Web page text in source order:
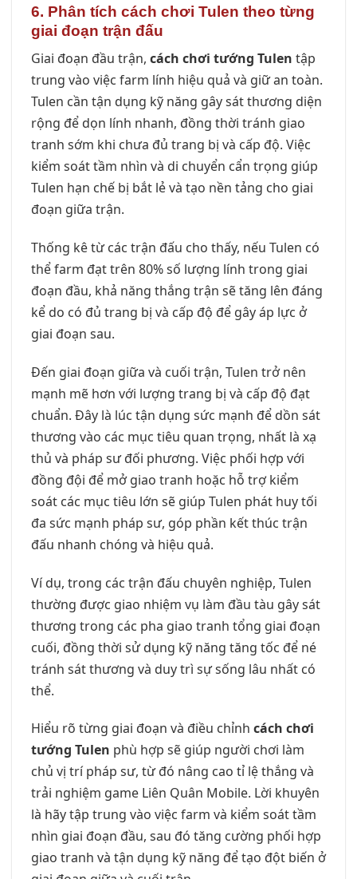
6. Phân tích cách chơi Tulen theo từng
giai đoạn trận đấu
Giai đoạn đầu trận, cách chơi tướng Tulen tập
trung vào việc farm lính hiệu quả và giữ an toàn.
Tulen cần tận dụng kỹ năng gây sát thương diện
rộng để dọn lính nhanh, đồng thời tránh giao
tranh sớm khi chưa đủ trang bị và cấp độ. Việc
kiểm soát tầm nhìn và di chuyển cẩn trọng giúp
Tulen hạn chế bị bắt lẻ và tạo nền tảng cho giai
đoạn giữa trận.
Thống kê từ các trận đấu cho thấy, nếu Tulen có
thể farm đạt trên 80% số lượng lính trong giai
đoạn đầu, khả năng thắng trận sẽ tăng lên đáng
kể do có đủ trang bị và cấp độ để gây áp lực ở
giai đoạn sau.
Đến giai đoạn giữa và cuối trận, Tulen trở nên
mạnh mẽ hơn với lượng trang bị và cấp độ đạt
chuẩn. Đây là lúc tận dụng sức mạnh để dồn sát
thương vào các mục tiêu quan trọng, nhất là xạ
thủ và pháp sư đối phương. Việc phối hợp với
đồng đội để mở giao tranh hoặc hỗ trợ kiểm
soát các mục tiêu lớn sẽ giúp Tulen phát huy tối
đa sức mạnh pháp sư, góp phần kết thúc trận
đấu nhanh chóng và hiệu quả.
Ví dụ, trong các trận đấu chuyên nghiệp, Tulen
thường được giao nhiệm vụ làm đầu tàu gây sát
thương trong các pha giao tranh tổng giai đoạn
cuối, đồng thời sử dụng kỹ năng tăng tốc để né
tránh sát thương và duy trì sự sống lâu nhất có
thể.
Hiểu rõ từng giai đoạn và điều chỉnh cách chơi
tướng Tulen phù hợp sẽ giúp người chơi làm
chủ vị trí pháp sư, từ đó nâng cao tỉ lệ thắng và
trải nghiệm game Liên Quân Mobile. Lời khuyên
là hãy tập trung vào việc farm và kiểm soát tầm
nhìn giai đoạn đầu, sau đó tăng cường phối hợp
giao tranh và tận dụng kỹ năng để tạo đột biến ở